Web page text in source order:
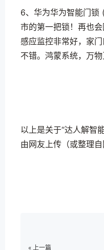
6、华为华为智能门锁
市的第一把锁！再也
感应监控非常好，家
不错。鸿蒙系统，万
以上是关于“达人解智
由网友上传（或整理自
« 上一篇